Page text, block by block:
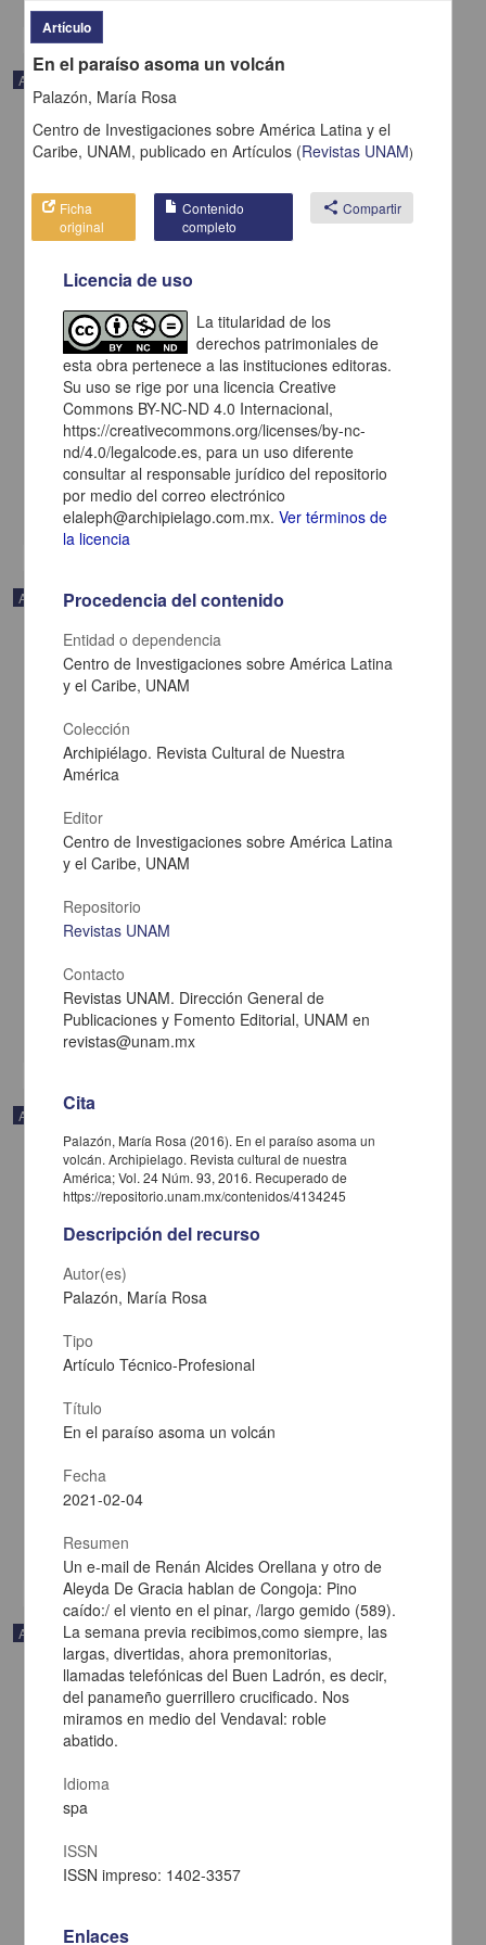
Artículo
Dilma fue el chivo expiatorio de la sociedad brasileña
Viniegra González, Gustavo - Centro de Investigaciones sobre
América Latina y el Caribe, UNAM
2021-02-05
Multidisciplina
Artículo
AchéPa_RobertoFernandezRetamar
Alfonso López, Félix Julio - Centro de Investigaciones sobre
2021-02-05
Multidisciplina
Artículo
El magisterio callado de un quijote santiaguero
y el Caribe, UNAM
2021-02-05
Artículo
Artículo
En el paraíso asoma un volcán
Palazón, María Rosa
Centro de Investigaciones sobre América Latina y el
Caribe, UNAM, publicado enArtículos (Revistas UNAM)
Ficha
original
Contenido
completo
share Compartir
Licencia de uso
La titularidad de los
derechos patrimoniales de
esta obra pertenece a las instituciones editoras.
Su uso se rige por una licencia Creative
Commons BY-NC-ND 4.0 Internacional,
https://creativecommons.org/licenses/by-nc-
nd/4.0/legalcode.es, para un uso diferente
consultar al responsable jurídico del repositorio
por medio del correo electrónico
elaleph@archipielago.com.mx.Ver términos de
la licencia
Procedencia del contenido
Entidad o dependencia
Centro de Investigaciones sobre América Latina
y el Caribe, UNAM
Colección
Archipiélago. Revista Cultural de Nuestra
América
Editor
Centro de Investigaciones sobre América Latina
y el Caribe, UNAM
Repositorio
Revistas UNAM
Contacto
Revistas UNAM. Dirección General de
Publicaciones y Fomento Editorial, UNAM en
revistas@unam.mx
Cita
Palazón, María Rosa (2016). En el paraíso asoma un
volcán. Archipielago. Revista cultural de nuestra
América; Vol. 24 Núm. 93, 2016. Recuperado de
https://repositorio.unam.mx/contenidos/4134245
Descripción del recurso
Autor(es)
Palazón, María Rosa
Tipo
Artículo Técnico-Profesional
Título
En el paraíso asoma un volcán
Fecha
2021-02-04
Resumen
Un e-mail de Renán Alcides Orellana y otro de
Aleyda De Gracia hablan de Congoja: Pino
caído:/ el viento en el pinar, /largo gemido (589).
La semana previa recibimos,como siempre, las
largas, divertidas, ahora premonitorias,
llamadas telefónicas del Buen Ladrón, es decir,
del panameño guerrillero crucificado. Nos
miramos en medio del Vendaval: roble
abatido.
Idioma
spa
ISSN
ISSN impreso: 1402-3357
Enlaces